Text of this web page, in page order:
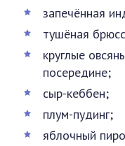
запечённая
тушёная
круглые
посередине;
сыр-кеббен;
плум-пудинг;
яблочный